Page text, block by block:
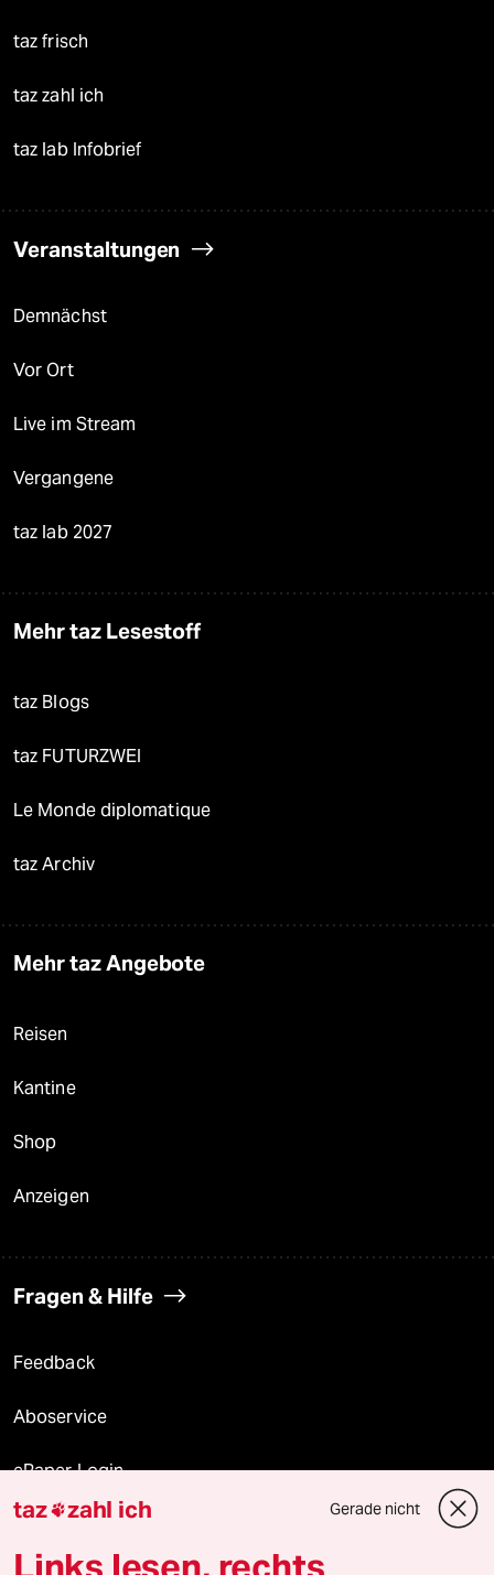
taz frisch
taz zahl ich
taz lab Infobrief
Veranstaltungen
Demnächst
Vor Ort
Live im Stream
Vergangene
taz lab 2027
Mehr taz Lesestoff
taz Blogs
taz FUTURZWEI
Le Monde diplomatique
taz Archiv
Mehr taz Angebote
Reisen
Kantine
Shop
Anzeigen
Fragen & Hilfe
Feedback
Aboservice
ePaper Login
Downloads für Abonnierende
taz zahl ich Gerade nicht